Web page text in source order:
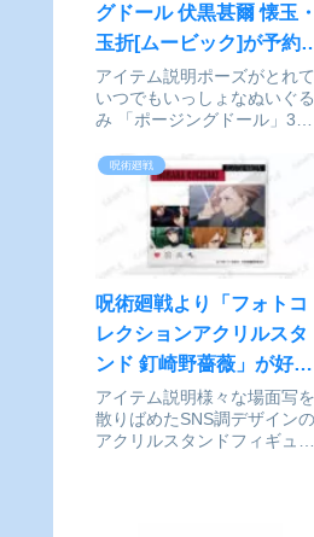
グドール 伏黒甚爾 懐玉・
玉折[ムービック]が予約
付開始
アイテム説明ポーズがとれて
いつでもいっしょなぬいぐる
み 「ポージングドール」3種
物を持たせることもできま
す。呪術廻戦 第2期_ポージ
ングドール／伏黒 甚爾 懐
玉・玉折©芥見下々／集英
社・呪術廻戦製作委員会
呪術廻戦
呪術廻戦より「フォトコ
レクションアクリルスタ
ンド 釘崎野薔薇」が好評
発売中
アイテム説明様々な場面写を
散りばめたSNS調デザインの
アクリルスタンドフィギュア